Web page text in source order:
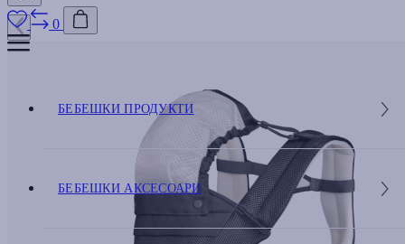
0
БЕБЕШКИ ПРОДУКТИ
БЕБЕШКИ АКСЕСОАРИ